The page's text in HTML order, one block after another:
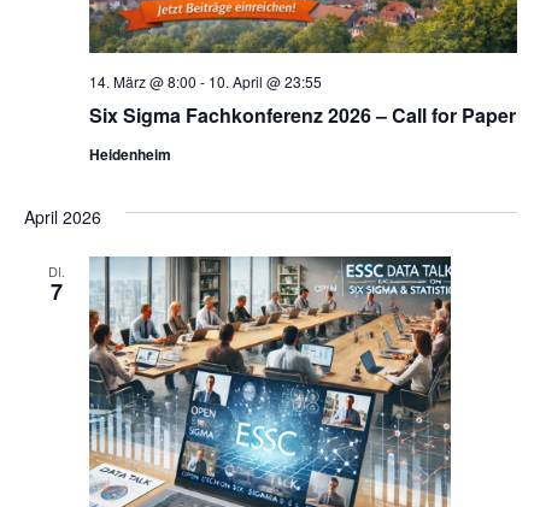
Six Sigma Fachkonferenz 2026 – Call for Paper
14. März @ 8:00 - 10. April @ 23:55
Heidenheim
April 2026
DI.
7